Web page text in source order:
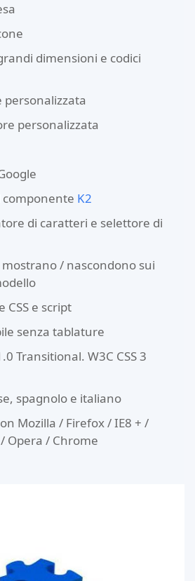
dimensioni e codici
personalizzata
personalizzata
componente K2
di caratteri e selettore di
/ nascondono sui
CSS e script
senza tablature
Transitional. W3C CSS 3
spagnolo e italiano
Mozilla / Firefox / IE8 + /
Opera / Chrome